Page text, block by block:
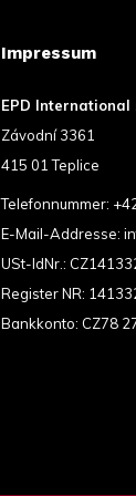
Impressum
EPD International
Závodní 3361
415 01 Teplice
Telefonnummer:
E-Mail-Addresse:
USt-IdNr.:
Register NR:
Bankkonto: CZ78